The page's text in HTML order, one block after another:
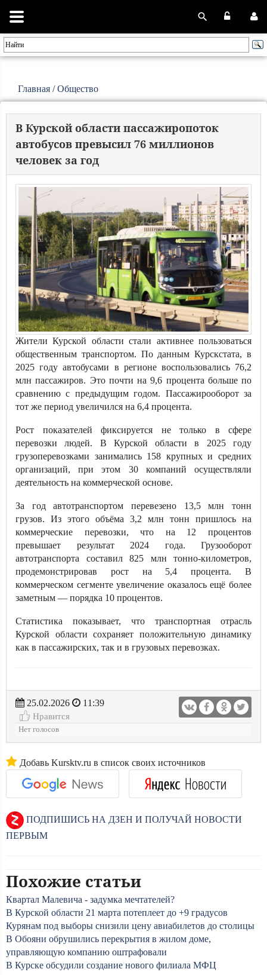
Главная /Общество
В Курской области пассажиропоток
автобусов превысил 76 миллионов
человек за год
Жители Курской области стали активнее пользоваться
общественным транспортом. По данным Курскстата, в
2025 году автобусами в регионе воспользовались 76,2
млн пассажиров. Это почти на 9,6 процента больше по
сравнению с предыдущим годом. Пассажирооборот за
тот же период увеличился на 6,4 процента.
Рост показателей фиксируется не только в сфере
перевозки людей. В Курской области в 2025 году
грузоперевозками занимались 158 крупных и средних
организаций, при этом 30 компаний осуществляли
деятельность на коммерческой основе.
За год автотранспортом перевезено 13,5 млн тонн
грузов. Из этого объёма 3,2 млн тонн пришлось на
коммерческие перевозки, что на 12 процентов
превышает результат 2024 года. Грузооборот
автотранспорта составил 825 млн тонно-километров,
продемонстрировав рост на 5,4 процента. В
коммерческом сегменте увеличение оказалось ещё более
заметным — порядка 10 процентов.
Статистика показывает, что транспортная отрасль
Курской области сохраняет положительную динамику
как в пассажирских, так и в грузовых перевозках.
25.02.2026
11:39
Нравится
Нет голосов
Добавь Kursktv.ru в список своих источников
ПОДПИШИСЬ НА ДЗЕН И ПОЛУЧАЙ НОВОСТИ
ПЕРВЫМ
Похожие статьи
Квартал Малевича - задумка мечтателей?
В Курской области 21 марта потеплеет до +9 градусов
Курянам под выборы снизили цену авиабилетов до столицы
В Обояни обрушились перекрытия в жилом доме,
управляющую компанию оштрафовали
В Курске обсудили создание нового филиала МФЦ